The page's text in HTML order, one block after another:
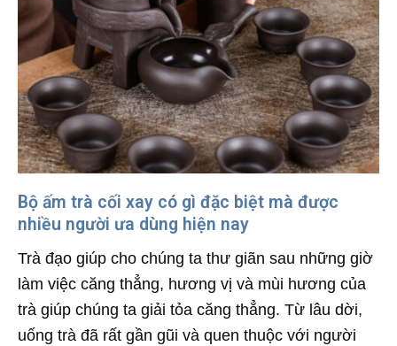
Bộ ấm trà cối xay có gì đặc biệt mà được
nhiều người ưa dùng hiện nay
Trà đạo giúp cho chúng ta thư giãn sau những giờ
làm việc căng thẳng, hương vị và mùi hương của
trà giúp chúng ta giải tỏa căng thẳng. Từ lâu dời,
uống trà đã rất gần gũi và quen thuộc với người